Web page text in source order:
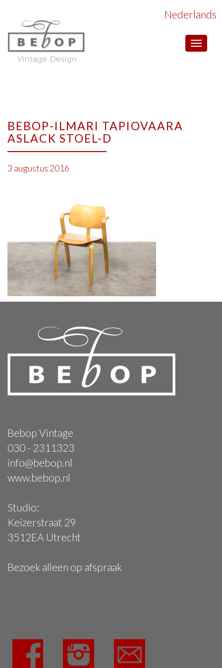
Toggle
Nederlands
BEBOP-ILMARI TAPIOVAARA
ASLACK STOEL-D
3 augustus 2016
Bebop Vintage
030 - 2311323
info@bebop.nl
www.bebop.nl
Studio:
Keizerstraat 29
3512EA Utrecht
Bezoek alleen op afspraak